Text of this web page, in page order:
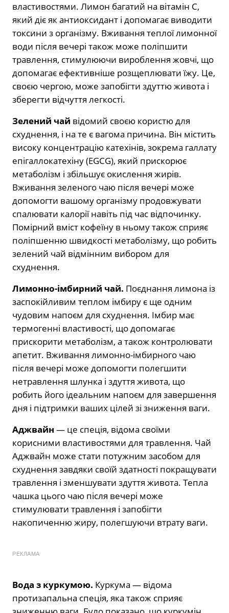
властивостями. Лимон багатий на вітамін С,
який діє як антиоксидант і допомагає виводити
токсини з організму. Вживання теплої лимонної
води після вечері також може поліпшити
травлення, стимулюючи вироблення жовчі, що
допомагає ефективніше розщеплювати їжу. Це,
своєю чергою, може запобігти здуттю живота і
зберегти відчуття легкості.
Зелений чай відомий своєю користю для
схуднення, і на те є вагома причина. Він містить
високу концентрацію катехінів, зокрема галлату
епігаллокатехіну (EGCG), який прискорює
метаболізм і збільшує окислення жирів.
Вживання зеленого чаю після вечері може
допомогти вашому організму продовжувати
спалювати калорії навіть під час відпочинку.
Помірний вміст кофеїну в ньому також сприяє
поліпшенню швидкості метаболізму, що робить
зелений чай відмінним вибором для
схуднення.
Лимонно-імбирний чай. Поєднання лимона із
заспокійливим теплом імбиру є ще одним
чудовим напоєм для схуднення. Імбир має
термогенні властивості, що допомагає
прискорити метаболізм, а також контролювати
апетит. Вживання лимонно-імбирного чаю
після вечері може допомогти полегшити
нетравлення шлунка і здуття живота, що
робить його ідеальним напоєм для завершення
дня і підтримки ваших цілей зі зниження ваги.
Аджвайн — це спеція, відома своїми
корисними властивостями для травлення. Чай
Аджвайн може стати потужним засобом для
схуднення завдяки своїй здатності покращувати
травлення і зменшувати здуття живота. Тепла
чашка цього чаю після вечері може
стимулювати травлення і запобігти
накопиченню жиру, полегшуючи втрату ваги.
РЕКЛАМА
Вода з куркумою. Куркума — відома
протизапальна спеція, яка також сприяє